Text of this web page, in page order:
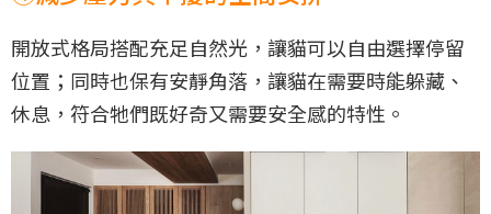
開放式格局搭配充足自然光，讓貓可以自由選擇停留
位置；同時也保有安靜角落，讓貓在需要時能躲藏、
休息，符合牠們既好奇又需要安全感的特性。